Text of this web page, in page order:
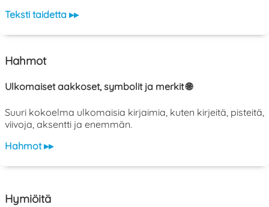
Teksti taidetta ▸▸
Hahmot
Ulkomaiset aakkoset, symbolit ja merkit 🌐
Suuri kokoelma ulkomaisia kirjaimia, kuten kirjeitä, pisteitä,
viivoja, aksentti ja enemmän.
Hahmot ▸▸
Hymiöitä